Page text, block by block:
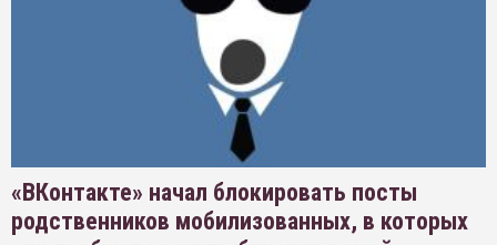
«ВКонтакте» начал блокировать посты
родственников мобилизованных, в которых